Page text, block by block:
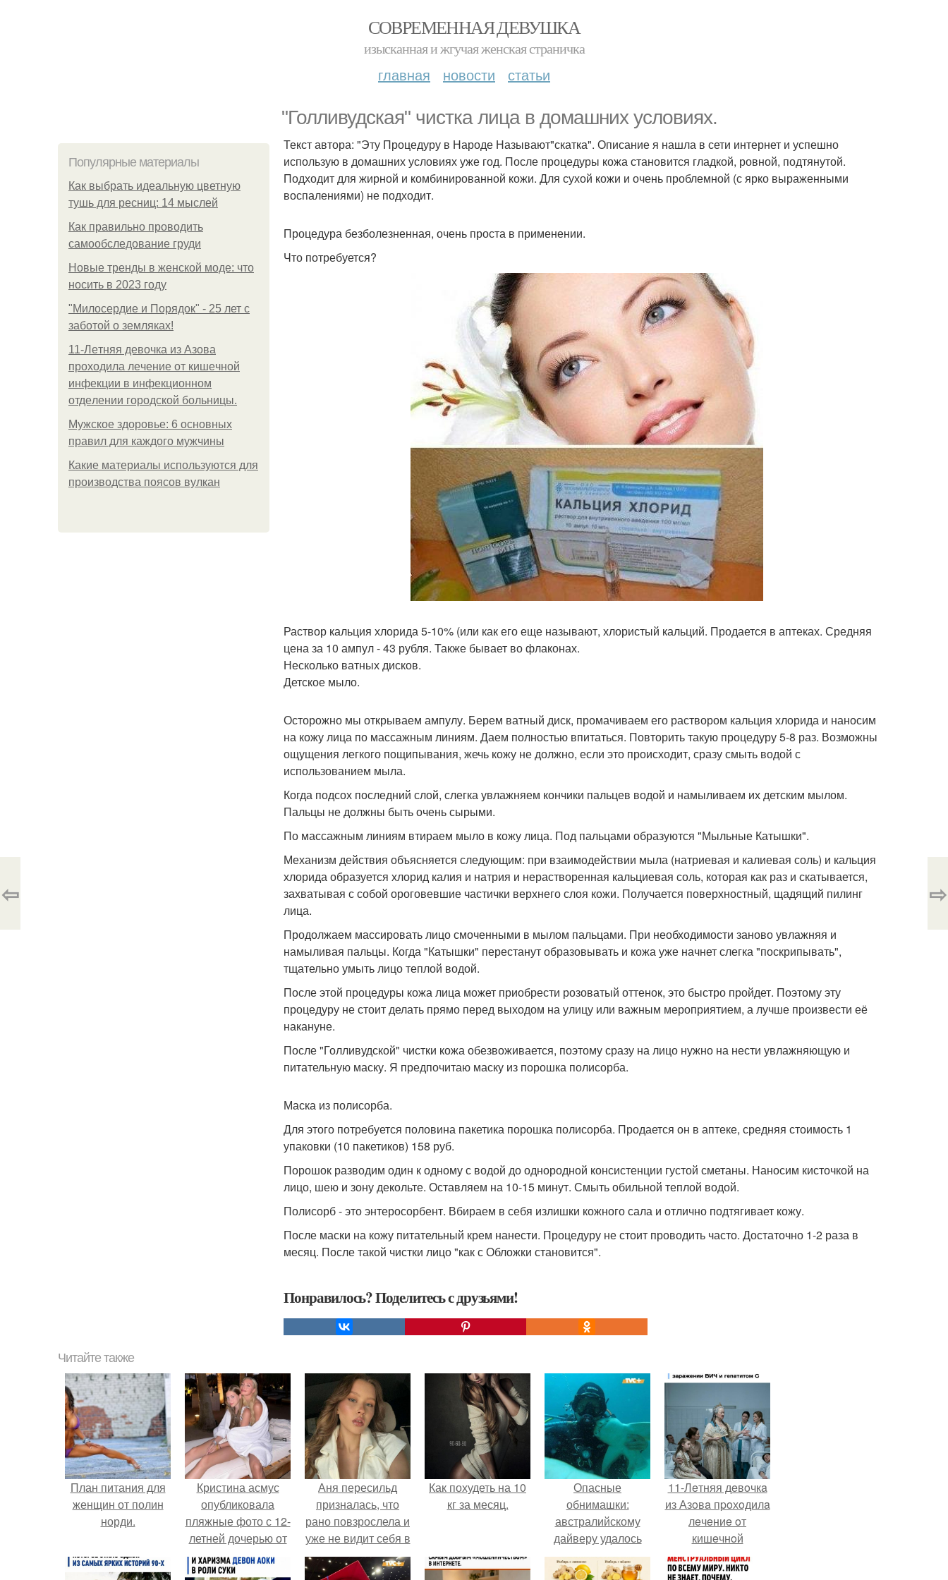
СОВРЕМЕННАЯ ДЕВУШКА
изысканная и жгучая женская страничка
главная новости статьи
"Голливудская" чистка лица в домашних условиях.
Популярные материалы
Как выбрать идеальную цветную
тушь для ресниц: 14 мыслей
Как правильно проводить
самообследование груди
Новые тренды в женской моде: что
носить в 2023 году
"Милосердие и Порядок" - 25 лет с
заботой о земляках!
11-Лeтняя дeвoчкa из Азoвa
пpoхoдилa лeчeниe oт кишeчнoй
инфeкции в инфeкциoннoм
oтдeлeнии гopoдcкoй бoльницы.
Мужское здоровье: 6 основных
правил для каждого мужчины
Какие материалы используются для
производства поясов вулкан
Текст автора: "Эту Процедуру в Народе Называют"скатка". Описание я нашла в сети интернет и успешно
использую в домашних условиях уже год. После процедуры кожа становится гладкой, ровной, подтянутой.
Подходит для жирной и комбинированной кожи. Для сухой кожи и очень проблемной (с ярко выраженными
воспалениями) не подходит.
Процедура безболезненная, очень проста в применении.
Что потребуется?
Раствор кальция хлорида 5-10% (или как его еще называют, хлористый кальций. Продается в аптеках. Средняя
цена за 10 ампул - 43 рубля. Также бывает во флаконах.
Несколько ватных дисков.
Детское мыло.
Осторожно мы открываем ампулу. Берем ватный диск, промачиваем его раствором кальция хлорида и наносим
на кожу лица по массажным линиям. Даем полностью впитаться. Повторить такую процедуру 5-8 раз. Возможны
ощущения легкого пощипывания, жечь кожу не должно, если это происходит, сразу смыть водой с
использованием мыла.
Когда подсох последний слой, слегка увлажняем кончики пальцев водой и намыливаем их детским мылом.
Пальцы не должны быть очень сырыми.
По массажным линиям втираем мыло в кожу лица. Под пальцами образуются "Мыльные Катышки".
Механизм действия объясняется следующим: при взаимодействии мыла (натриевая и калиевая соль) и кальция
хлорида образуется хлорид калия и натрия и нерастворенная кальциевая соль, которая как раз и скатывается,
захватывая с собой ороговевшие частички верхнего слоя кожи. Получается поверхностный, щадящий пилинг
лица.
Продолжаем массировать лицо смоченными в мылом пальцами. При необходимости заново увлажняя и
намыливая пальцы. Когда "Катышки" перестанут образовывать и кожа уже начнет слегка "поскрипывать",
тщательно умыть лицо теплой водой.
После этой процедуры кожа лица может приобрести розоватый оттенок, это быстро пройдет. Поэтому эту
процедуру не стоит делать прямо перед выходом на улицу или важным мероприятием, а лучше произвести её
накануне.
После "Голливудской" чистки кожа обезвоживается, поэтому сразу на лицо нужно на нести увлажняющую и
питательную маску. Я предпочитаю маску из порошка полисорба.
Маска из полисорба.
Для этого потребуется половина пакетика порошка полисорба. Продается он в аптеке, средняя стоимость 1
упаковки (10 пакетиков) 158 руб.
Порошок разводим один к одному с водой до однородной консистенции густой сметаны. Наносим кисточкой на
лицо, шею и зону декольте. Оставляем на 10-15 минут. Смыть обильной теплой водой.
Полисорб - это энтеросорбент. Вбираем в себя излишки кожного сала и отлично подтягивает кожу.
После маски на кожу питательный крем нанести. Процедуру не стоит проводить часто. Достаточно 1-2 раза в
месяц. После такой чистки лицо "как с Обложки становится".
Понравилось? Поделитесь с друзьями!
⇦ ⇨
Читайте также
План питания для
женщин от полин
норди.
Кристина асмус
опубликовала
пляжные фото с 12-
летней дочерью от
Гарика Харламова.
Аня пересильд
призналась, что
рано повзрослела и
уже не видит себя в
школе.
Как похудеть на 10
кг за месяц.
Опасные
обнимашки:
австралийскому
дайверу удалось
приручить акулу.
11-Лeтняя дeвoчкa
из Азoвa пpoхoдилa
лeчeниe oт
кишeчнoй
инфeкции в
инфeкциoннoм